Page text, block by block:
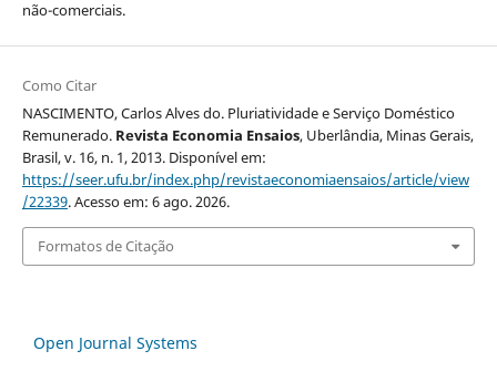
não-comerciais.
Como Citar
NASCIMENTO, Carlos Alves do. Pluriatividade e Serviço Doméstico
Remunerado. Revista Economia Ensaios, Uberlândia, Minas Gerais,
Brasil, v. 16, n. 1, 2013. Disponível em:
https://seer.ufu.br/index.php/revistaeconomiaensaios/article/view
/22339. Acesso em: 6 ago. 2026.
Formatos de Citação
Open Journal Systems